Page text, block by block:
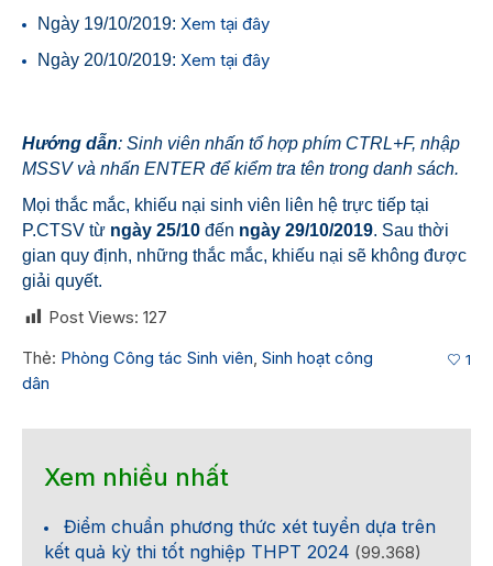
Ngày 19/10/2019: Xem tại đây
Ngày 20/10/2019: Xem tại đây
Hướng dẫn: Sinh viên nhấn tổ hợp phím CTRL+F, nhập
MSSV và nhấn ENTER để kiểm tra tên trong danh sách.
Mọi thắc mắc, khiếu nại sinh viên liên hệ trực tiếp tại
P.CTSV từ ngày 25/10 đến ngày 29/10/2019. Sau thời
gian quy định, những thắc mắc, khiếu nại sẽ không được
giải quyết.
Post Views: 127
Thẻ: Phòng Công tác Sinh viên, Sinh hoạt công
dân
1
Xem nhiều nhất
Điểm chuẩn phương thức xét tuyển dựa trên
kết quả kỳ thi tốt nghiệp THPT 2024 (99.368)